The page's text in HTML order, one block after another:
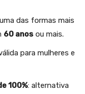
das formas mais
60 anos ou mais.
para mulheres e
100%: alternativa